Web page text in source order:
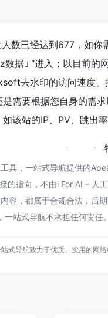
数已经达到677，如你
数据
"进入；以目前的
去水印的访问速度
需要根据您自身的需
该站的IP、PV、跳出率
具，一站式导航提供的
的指向，不由i For AI – 人
容，都属于合规合法，后
站式导航不承担任何责任。
式导航致力于优质、实用的网